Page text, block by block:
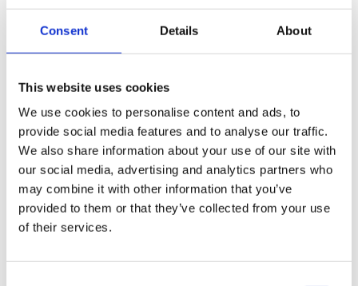
Consent Details About
This website uses cookies
We use cookies to personalise content and ads, to
provide social media features and to analyse our traffic.
We also share information about your use of our site with
our social media, advertising and analytics partners who
may combine it with other information that you’ve
provided to them or that they’ve collected from your use
of their services.
Luxemburgo
(EUR €)
del Norte
Madagascar
(GBP £)
Malasia
(MYR RM)
(MWK MK)
Maldivas